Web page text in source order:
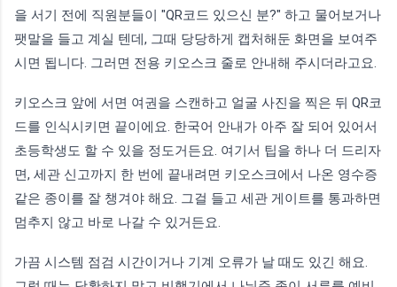
을 서기 전에 직원분들이 "QR코드 있으신 분?" 하고 물어보거나
팻말을 들고 계실 텐데, 그때 당당하게 캡처해둔 화면을 보여주
시면 됩니다. 그러면 전용 키오스크 줄로 안내해 주시더라고요.
키오스크 앞에 서면 여권을 스캔하고 얼굴 사진을 찍은 뒤 QR코
드를 인식시키면 끝이에요. 한국어 안내가 아주 잘 되어 있어서
초등학생도 할 수 있을 정도거든요. 여기서 팁을 하나 더 드리자
면, 세관 신고까지 한 번에 끝내려면 키오스크에서 나온 영수증
같은 종이를 잘 챙겨야 해요. 그걸 들고 세관 게이트를 통과하면
멈추지 않고 바로 나갈 수 있거든요.
가끔 시스템 점검 시간이거나 기계 오류가 날 때도 있긴 해요.